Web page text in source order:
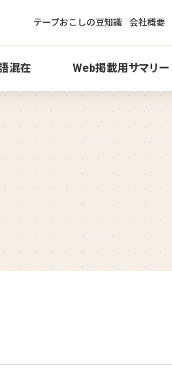
テープおこしの豆知識 会社概要
混在 Web掲載用サマリー